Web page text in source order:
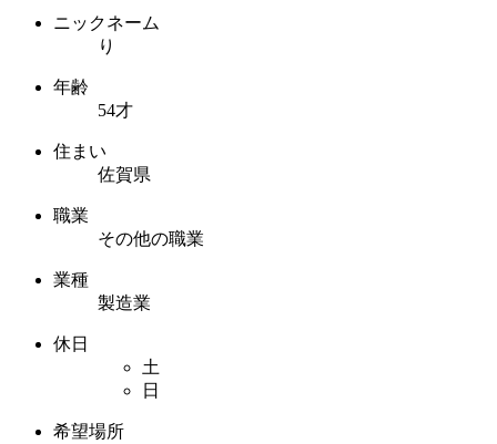
ニックネーム
り
年齢
54才
住まい
佐賀県
職業
その他の職業
業種
製造業
休日
土
日
希望場所